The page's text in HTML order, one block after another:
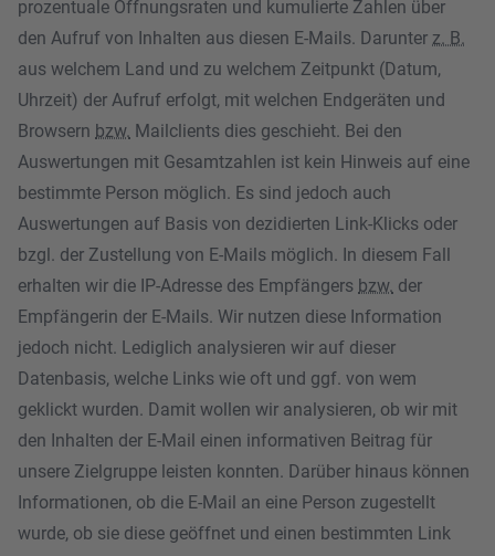
prozentuale Öffnungsraten und kumulierte Zahlen über
den Aufruf von Inhalten aus diesen E-Mails. Darunter z. B.
aus welchem Land und zu welchem Zeitpunkt (Datum,
Uhrzeit) der Aufruf erfolgt, mit welchen Endgeräten und
Browsern bzw. Mailclients dies geschieht. Bei den
Auswertungen mit Gesamtzahlen ist kein Hinweis auf eine
bestimmte Person möglich. Es sind jedoch auch
Auswertungen auf Basis von dezidierten Link-Klicks oder
bzgl. der Zustellung von E-Mails möglich. In diesem Fall
erhalten wir die IP-Adresse des Empfängers bzw. der
Empfängerin der E-Mails. Wir nutzen diese Information
jedoch nicht. Lediglich analysieren wir auf dieser
Datenbasis, welche Links wie oft und ggf. von wem
geklickt wurden. Damit wollen wir analysieren, ob wir mit
den Inhalten der E-Mail einen informativen Beitrag für
unsere Zielgruppe leisten konnten. Darüber hinaus können
Informationen, ob die E-Mail an eine Person zugestellt
wurde, ob sie diese geöffnet und einen bestimmten Link